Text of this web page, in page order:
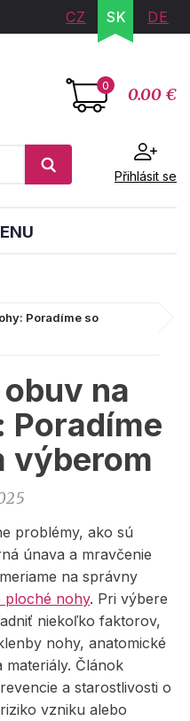
CZ SK DE
0 0.00 €
Přihlásit se
Poradíme so
na
Poradíme
výberom
problémy, ako sú
únava a mravčenie
na správny
ploché nohy. Pri výbere
niekoľko faktorov,
nohy, anatomické
Článok
a starostlivosti o
vzniku alebo